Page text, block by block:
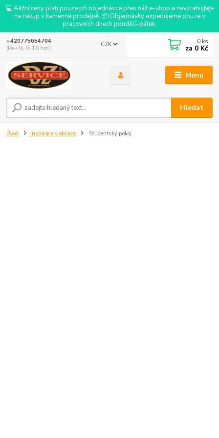
💻 Akční ceny platí pouze při objednávce přes náš e-shop a nevztahují se
na nákup v kamenné prodejně. 📦 Objednávky expedujeme pouze v
pracovních dnech pondělí–pátek.
Menu
CZK
Hledat
+420775654704
(Po-Pá, 8-16 hod.)
0 ks
za 0 Kč
Úvod Inspirace v obraze Studentský pokoj